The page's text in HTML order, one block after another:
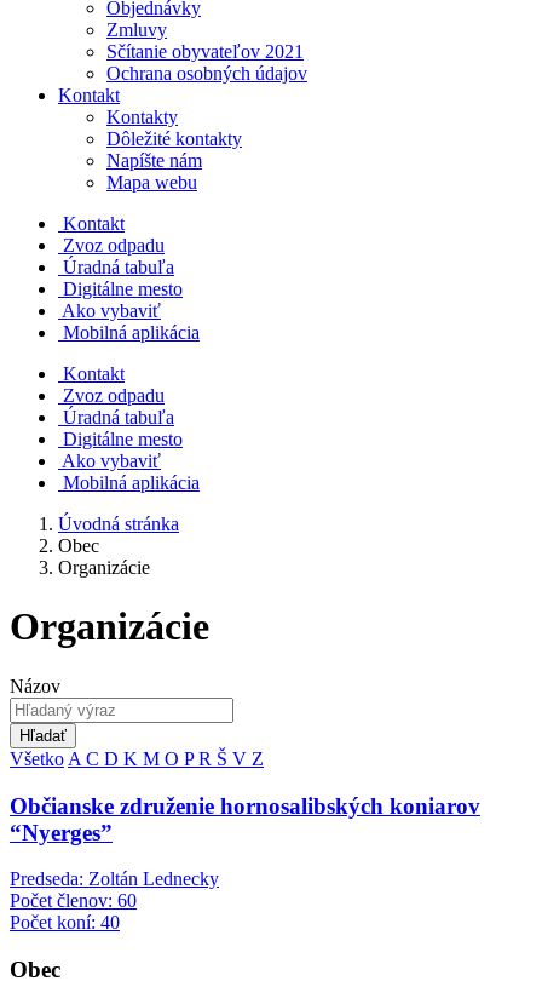
Objednávky
Zmluvy
Sčítanie obyvateľov 2021
Ochrana osobných údajov
Kontakt
Kontakty
Dôležité kontakty
Napíšte nám
Mapa webu
Kontakt
Zvoz odpadu
Úradná tabuľa
Digitálne mesto
Ako vybaviť
Mobilná aplikácia
Kontakt
Zvoz odpadu
Úradná tabuľa
Digitálne mesto
Ako vybaviť
Mobilná aplikácia
Úvodná stránka
Obec
Organizácie
Organizácie
Názov
Hľadať
Všetko A C D K M O PR Š V Z
Občianske združenie hornosalibských koniarov
“Nyerges”
Predseda: Zoltán Lednecky
Počet členov: 60
Počet koní: 40
Obec